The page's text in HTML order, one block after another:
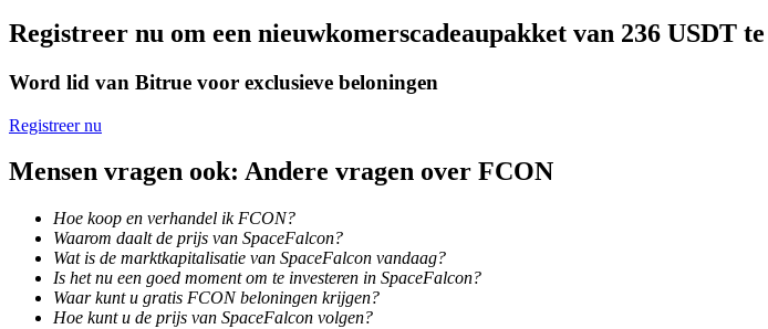
Kopiëren Handel
Sluit je aan bij top traders
Registreer nu om een nieuwkomerscadeaupakket van 236 USDT
Word lid van Bitrue voor exclusieve beloningen
Registreer nu
Mensen vragen ook: Andere vragen over FCON
Hoe koop en verhandel ik FCON?
Waarom daalt de prijs van SpaceFalcon?
Wat is de marktkapitalisatie van SpaceFalcon vandaag?
Is het nu een goed moment om te investeren in SpaceFalcon?
Waar kunt u gratis FCON beloningen krijgen?
Hoe kunt u de prijs van SpaceFalcon volgen?